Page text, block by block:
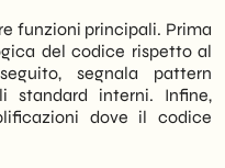
funzioni principali. Prima
del codice rispetto al
segnala pattern
standard interni. Infine,
dove il codice